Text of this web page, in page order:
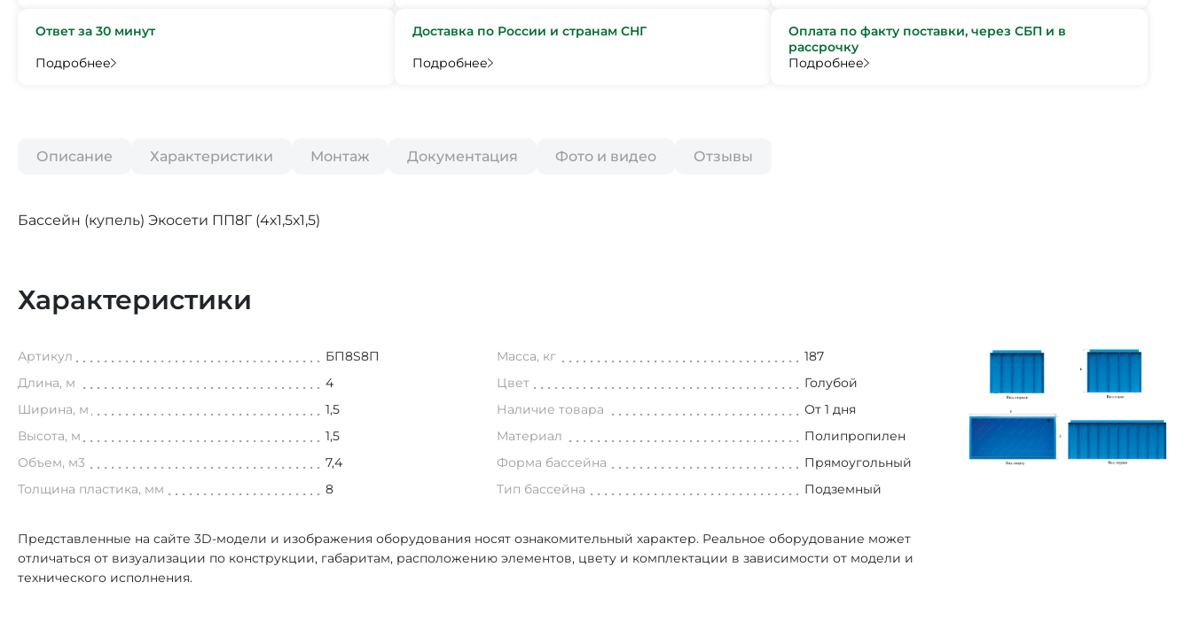
Ответ за 30 минут
Подробнее
Доставка по России и странам СНГ
Подробнее
Оплата по факту поставки, через СБП и в
рассрочку
Подробнее
Описание Характеристики Монтаж Документация Фото и видео Отзывы
Бассейн (купель) Экосети ПП8Г (4х1,5х1,5)
Характеристики
Артикул
БП8S8П
Длина, м
4
Ширина, м
1,5
Высота, м
1,5
Объем, м3
7,4
Толщина пластика, мм
8
Масса, кг
187
Цвет
Голубой
Наличие товара
От 1 дня
Материал
Полипропилен
Форма бассейна
Прямоугольный
Тип бассейна
Подземный
Представленные на сайте 3D-модели и изображения оборудования носят ознакомительный характер. Реальное оборудование может
отличаться от визуализации по конструкции, габаритам, расположению элементов, цвету и комплектации в зависимости от модели и
технического исполнения.